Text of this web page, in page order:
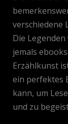
verschiedene
Die
jemals
Erzählkunst
ein perfektes
kann, um
und zu